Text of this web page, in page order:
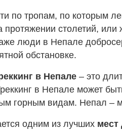
по тропам, по которым
протяжении столетий,
люди в Непале
обстановке.
в Непале – это
в Непале может
горным видам. Непал –
одним из лучших мест